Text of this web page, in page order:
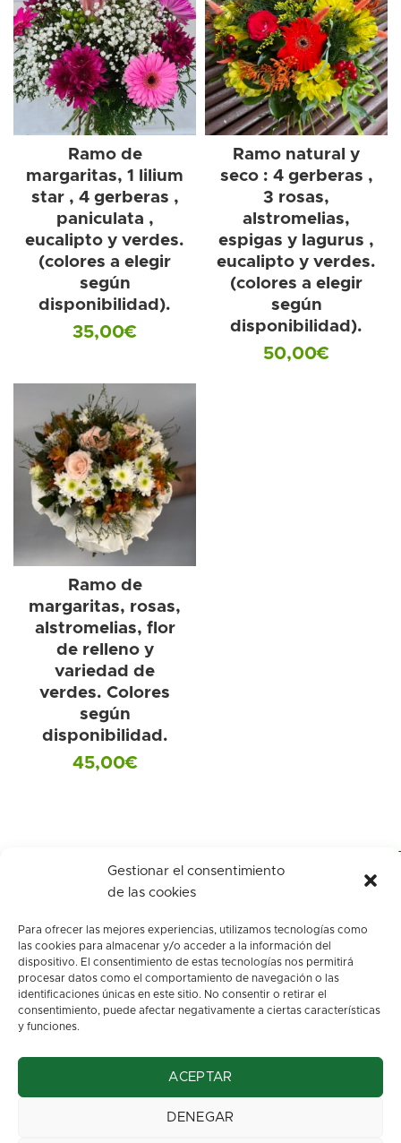
Gestionar el consentimiento
de las cookies
Para ofrecer las mejores experiencias, utilizamos tecnologías como
las cookies para almacenar y/o acceder a la información del
dispositivo. El consentimiento de estas tecnologías nos permitirá
procesar datos como el comportamiento de navegación o las
identificaciones únicas en este sitio. No consentir o retirar el
consentimiento, puede afectar negativamente a ciertas características
y funciones.
ACEPTAR
DENEGAR
Ramo de
margaritas, 1 lilium
star , 4 gerberas ,
paniculata ,
eucalipto y verdes.
(colores a elegir
según
disponibilidad).
35,00€
Ramo natural y
seco : 4 gerberas ,
3 rosas,
alstromelias,
espigas y lagurus ,
eucalipto y verdes.
(colores a elegir
según
disponibilidad).
50,00€
Ramo de
margaritas, rosas,
alstromelias, flor
de relleno y
variedad de
verdes. Colores
según
disponibilidad.
45,00€
c/ Los arenales, s/n.
Oviedo. Asturias
info@floresbegona.es
Teléfono: 985 22 45 63